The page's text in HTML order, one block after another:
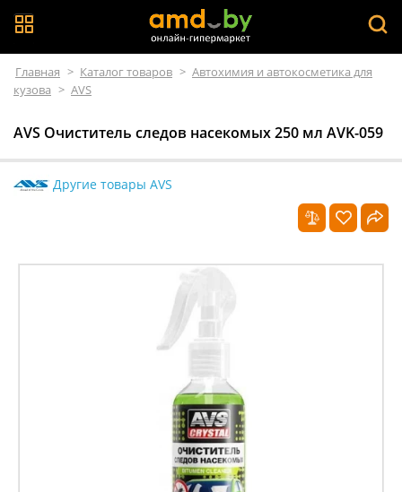
Главная > Каталог товаров > Автохимия и автокосметика для
кузова > AVS
AVS Очиститель следов насекомых 250 мл AVK-059
Другие товары AVS